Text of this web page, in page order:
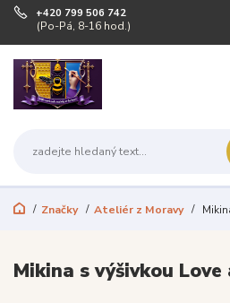
+420 799 506 742
(Po-Pá, 8-16 hod.)
Značky Ateliér z Moravy
Mikina s výšivkou